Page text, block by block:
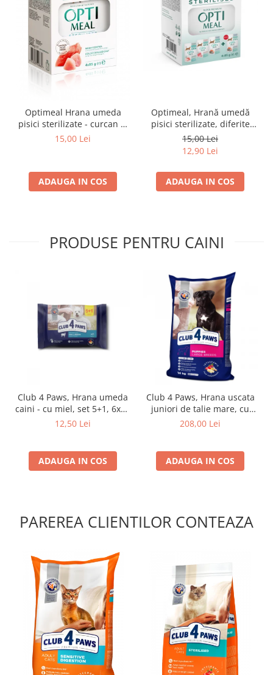
Optimeal Hrana umeda
pisici sterilizate - curcan si
pui in sos, set 3+1,
15,00 Lei
ADAUGA IN COS
Optimeal, Hrană umedă
pisici sterilizate, diferite
arome, (3+1), 0.34kg
15,00 Lei
12,90 Lei
ADAUGA IN COS
PRODUSE PENTRU CAINI
Club 4 Paws, Hrana umeda
caini - cu miel, set 5+1, 6x80
g
12,50 Lei
ADAUGA IN COS
Club 4 Paws, Hrana uscata
juniori de talie mare, cu
pui, 14kg
208,00 Lei
ADAUGA IN COS
PAREREA CLIENTILOR CONTEAZA